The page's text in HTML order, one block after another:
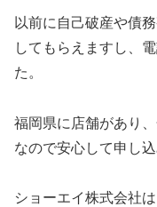
以前に自己破産や債
してもらえますし、
た。
福岡県に店舗があり
なので安心して申し込
ショーエイ株式会社